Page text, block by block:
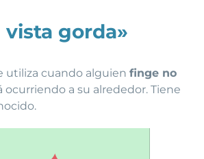
vista gorda»
utiliza cuando alguien finge no
ocurriendo a su alrededor. Tiene